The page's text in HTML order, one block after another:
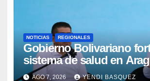
NOTICIAS REGIONALES
Gobierno Bolivariano
sistema de salud en
la reinauguración del
AGO 7, 2026 YENDI BASQUEZ